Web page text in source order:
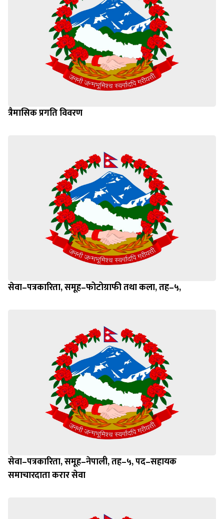
त्रैमासिक प्रगति विवरण
सेवा–पत्रकारिता, समूह–फोटोग्राफी तथा कला, तह–५,
सेवा–पत्रकारिता, समूह–नेपाली, तह–५, पद–सहायक
समाचारदाता करार सेवा